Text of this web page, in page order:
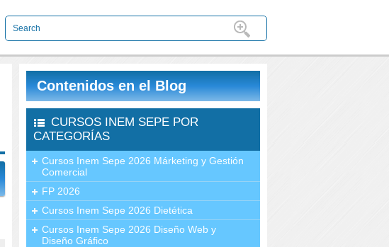
Contenidos en el Blog
CURSOS INEM SEPE POR
CATEGORÍAS
Cursos Inem Sepe 2026 Márketing y Gestión
Comercial
FP 2026
Cursos Inem Sepe 2026 Dietética
Cursos Inem Sepe 2026 Diseño Web y
Diseño Gráfico